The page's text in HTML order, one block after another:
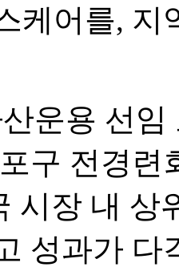
케어를, 지
운용 선
구 전경련
시장 내 상
성과가